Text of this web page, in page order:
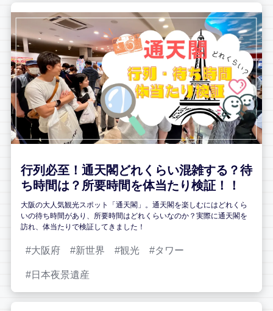
行列必至！通天閣どれくらい混雑する？待
ち時間は？所要時間を体当たり検証！！
大阪の大人気観光スポット「通天閣」。通天閣を楽しむにはどれくら
いの待ち時間があり、所要時間はどれくらいなのか？実際に通天閣を
訪れ、体当たりで検証してきました！
大阪府 新世界 観光 タワー
日本夜景遺産